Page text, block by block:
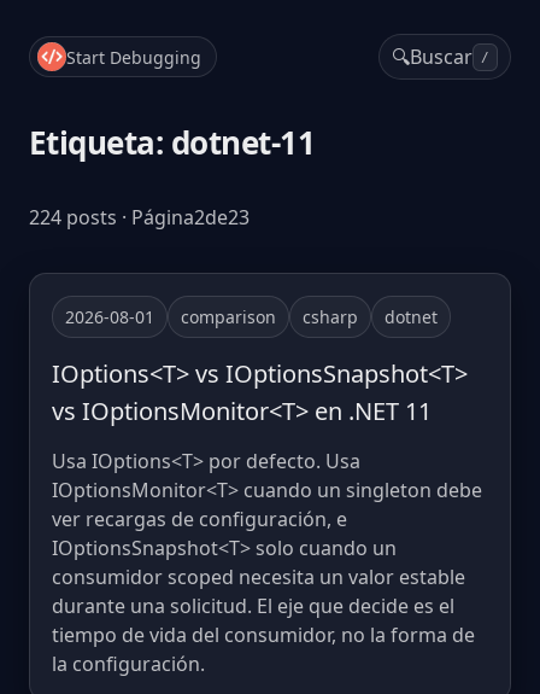
Start Debugging 🔍Buscar /
Etiqueta: dotnet-11
224 posts · Página2de23
2026-08-01 comparison csharp dotnet
IOptions<T> vs IOptionsSnapshot<T>
vs IOptionsMonitor<T> en .NET 11
Usa IOptions<T> por defecto. Usa
IOptionsMonitor<T> cuando un singleton debe
ver recargas de configuración, e
IOptionsSnapshot<T> solo cuando un
consumidor scoped necesita un valor estable
durante una solicitud. El eje que decide es el
tiempo de vida del consumidor, no la forma de
la configuración.